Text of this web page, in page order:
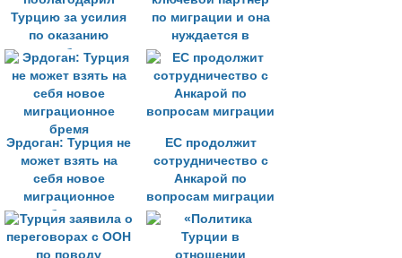
Турцию за усилия
по оказанию
помощи беженцам
по миграции и она
нуждается в
поддержке
Эрдоган: Турция не
может взять на
себя новое
миграционное
бремя
ЕС продолжит
сотрудничество с
Анкарой по
вопросам миграции